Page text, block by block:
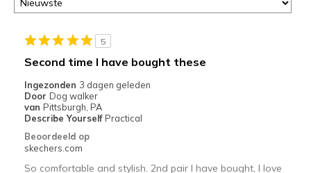
5
Second time I have bought these
Ingezonden 3 dagen geleden
Door Dog walker
van Pittsburgh, PA
Describe Yourself Practical
Beoordeeld op
skechers.com
So comfortable and stylish. 2nd pair I have bought, I love